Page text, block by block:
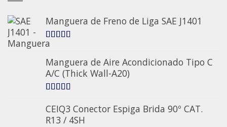
Manguera de Freno de Liga SAE J1401
5.00
Manguera de Aire Acondicionado Tipo C
A/C (Thick Wall-A20)
CEIQ3 Conector Espiga Brida 90º CAT.
R13 / 4SH